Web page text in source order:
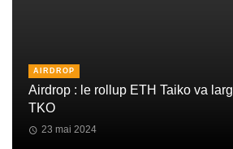
AIRDROP
Airdrop : le rollup ETH Taiko va
TKO
23 mai 2024